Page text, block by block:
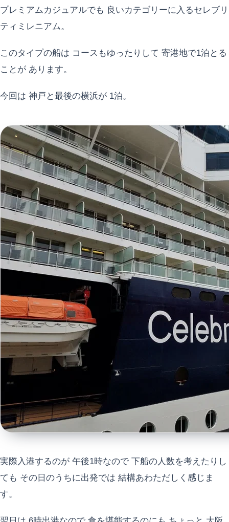
プレミアムカジュアルでも 良いカテゴリーに入るセレブリ
ティミレニアム。
このタイプの船は コースもゆったりして 寄港地で1泊とる
ことが あります。
今回は 神戸と最後の横浜が 1泊。
実際入港するのが 午後1時なので 下船の人数を考えたりし
ても その日のうちに出発では 結構あわただしく感じま
す。